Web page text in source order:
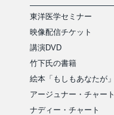
東洋医学セミナー
映像配信チケット
講演DVD
竹下氏の書籍
絵本「もしもあなたが」
アージュナー・チャート
ナディー・チャート